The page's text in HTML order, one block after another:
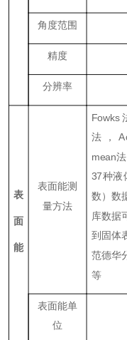
角度范围
精度
分辨率
表
面
能
表面能测
量方法
Fowks
法，
mean
37种液
数）数
库数据
到固体
范德华
等
表面能单
位